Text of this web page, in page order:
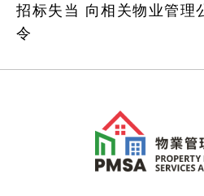
招标失当 向相关物业管理
令